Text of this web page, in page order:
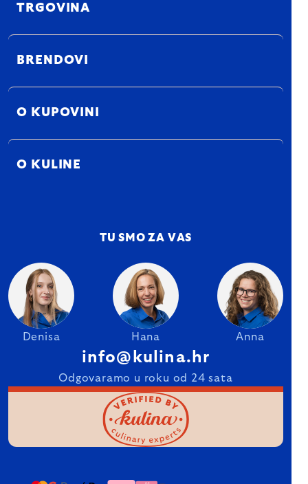
TRGOVINA
BRENDOVI
O KUPOVINI
O KULINE
TU SMO ZA VAS
Denisa Hana Anna
info@kulina.hr
Odgovaramo u roku od 24 sata